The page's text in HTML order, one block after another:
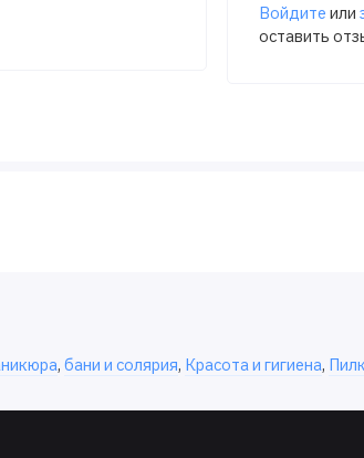
Войдите или
оставить
, бани и солярия, Красота и гигиена,